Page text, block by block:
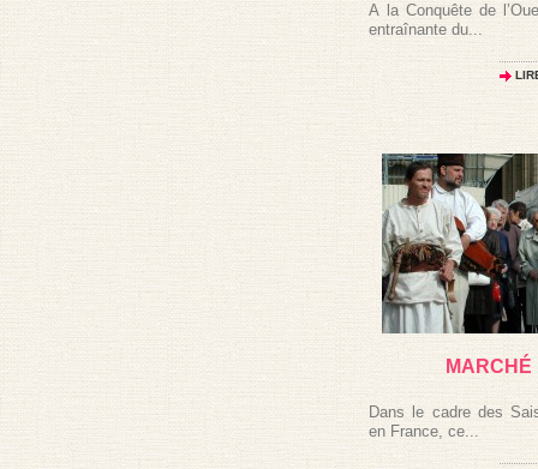
A la Conquête de
entraînante du...
MARCHÉ
Dans le cadre des
en France, ce...